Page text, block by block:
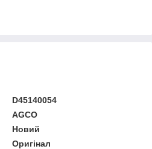
D45140054
AGCO
Новий
Оригінал